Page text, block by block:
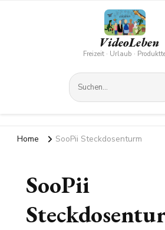
VideoLeben
Freizeit · Urlaub ·
Home SooPii Steckdosenturm
SooPii